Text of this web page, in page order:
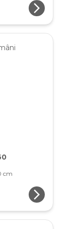
arrow_forward_ios
cm
arrow_forward_ios